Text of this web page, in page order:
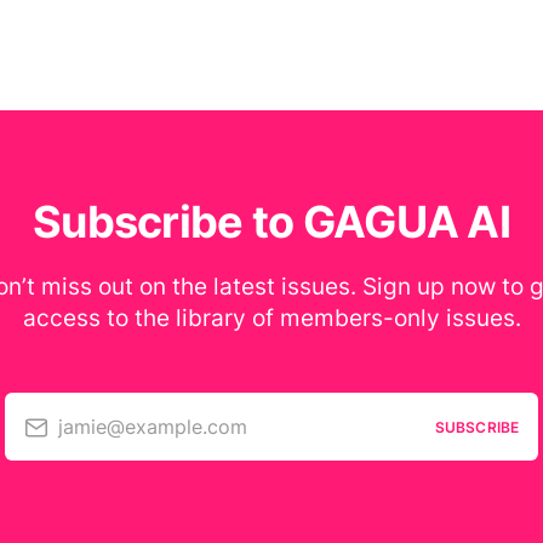
Subscribe to GAGUA AI
miss out on the latest issues. Sign up now to
access to the library of members-only issues.
jamie@example.com SUBSCRIBE